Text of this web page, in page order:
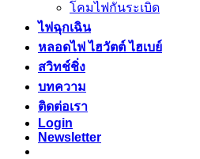
โคมไฟกันระเบิด
ไฟฉุกเฉิน
หลอดไฟ ไฮวัตต์ ไฮเบย์
สวิทช์ชิ่ง
บทความ
ติดต่อเรา
Login
Newsletter